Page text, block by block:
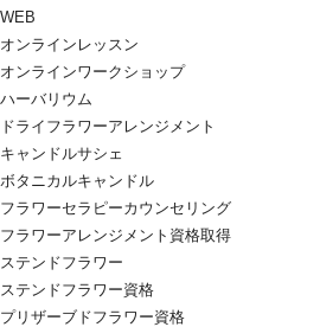
WEB
オンラインレッスン
オンラインワークショップ
ハーバリウム
ドライフラワーアレンジメント
キャンドルサシェ
ボタニカルキャンドル
フラワーセラピーカウンセリング
フラワーアレンジメント資格取得
ステンドフラワー
ステンドフラワー資格
プリザーブドフラワー資格